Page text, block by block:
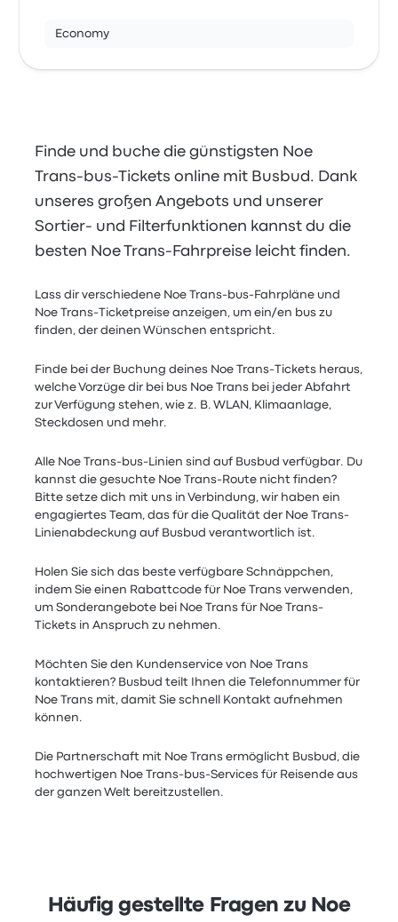
Economy
Finde und buche die günstigsten Noe
Trans-bus-Tickets online mit Busbud. Dank
unseres großen Angebots und unserer
Sortier- und Filterfunktionen kannst du die
besten Noe Trans-Fahrpreise leicht finden.
Lass dir verschiedene Noe Trans-bus-Fahrpläne und
Noe Trans-Ticketpreise anzeigen, um ein/en bus zu
finden, der deinen Wünschen entspricht.
Finde bei der Buchung deines Noe Trans-Tickets heraus,
welche Vorzüge dir bei bus Noe Trans bei jeder Abfahrt
zur Verfügung stehen, wie z. B. WLAN, Klimaanlage,
Steckdosen und mehr.
Alle Noe Trans-bus-Linien sind auf Busbud verfügbar. Du
kannst die gesuchte Noe Trans-Route nicht finden?
Bitte setze dich mit uns in Verbindung, wir haben ein
engagiertes Team, das für die Qualität der Noe Trans-
Linienabdeckung auf Busbud verantwortlich ist.
Holen Sie sich das beste verfügbare Schnäppchen,
indem Sie einen Rabattcode für Noe Trans verwenden,
um Sonderangebote bei Noe Trans für Noe Trans-
Tickets in Anspruch zu nehmen.
Möchten Sie den Kundenservice von Noe Trans
kontaktieren? Busbud teilt Ihnen die Telefonnummer für
Noe Trans mit, damit Sie schnell Kontakt aufnehmen
können.
Die Partnerschaft mit Noe Trans ermöglicht Busbud, die
hochwertigen Noe Trans-bus-Services für Reisende aus
der ganzen Welt bereitzustellen.
Häufig gestellte Fragen zu Noe